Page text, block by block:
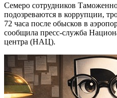
Семеро сотрудников
подозреваются в коррупции,
72 часа после обысков в
сообщила пресс-служба
центра (НАЦ).